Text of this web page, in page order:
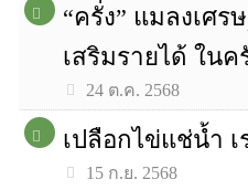
“ครั่ง” แมลงเศร
เสริมรายได้ ในค
24 ต.ค. 2568
เปลือกไข่แช่น้ำ
15 ก.ย. 2568